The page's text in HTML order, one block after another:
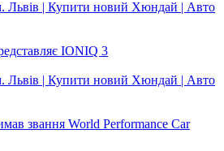
IONIQ 3
звання World Performance Car